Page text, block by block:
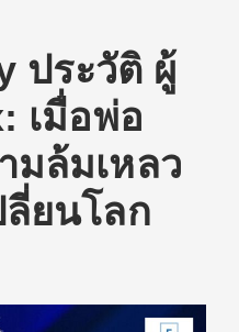
ประวัติ ผู้
เมื่อพ่อ
มล้มเหลว
ลี่ยนโลก